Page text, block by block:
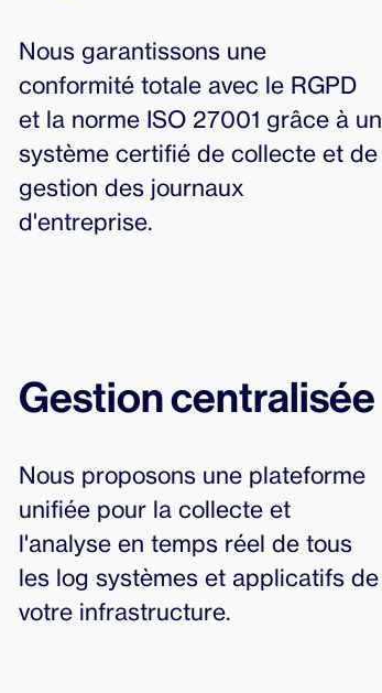
Nous garantissons une
conformité totale avec le RGPD
et la norme ISO 27001 grâce à un
système certifié de collecte et de
gestion des journaux
d'entreprise.
Gestion centralisée
Nous proposons une plateforme
unifiée pour la collecte et
l'analyse en temps réel de tous
les log systèmes et applicatifs de
votre infrastructure.